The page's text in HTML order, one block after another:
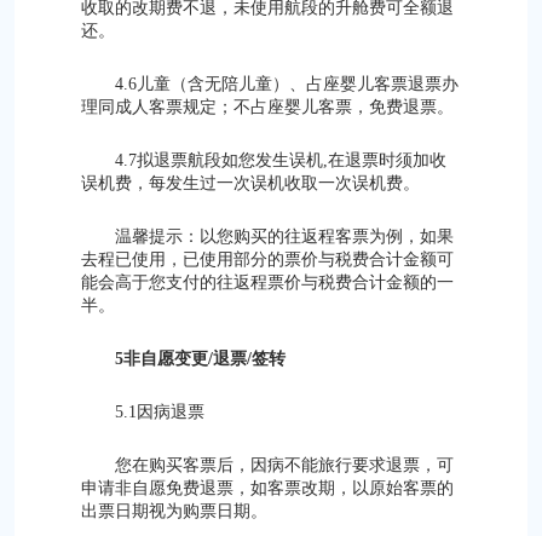
收取的改期费不退，未使用航段的升舱费可全额退
还。
4.6儿童（含无陪儿童）、占座婴儿客票退票办
理同成人客票规定；不占座婴儿客票，免费退票。
4.7拟退票航段如您发生误机,在退票时须加收
误机费，每发生过一次误机收取一次误机费。
温馨提示：以您购买的往返程客票为例，如果
去程已使用，已使用部分的票价与税费合计金额可
能会高于您支付的往返程票价与税费合计金额的一
半。
5非自愿变更/退票/签转
5.1因病退票
您在购买客票后，因病不能旅行要求退票，可
申请非自愿免费退票，如客票改期，以原始客票的
出票日期视为购票日期。